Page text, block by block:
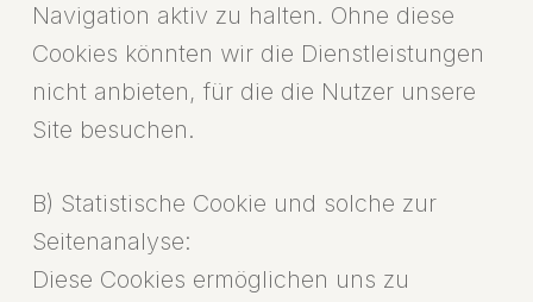
Navigation aktiv zu halten. Ohne diese
Cookies könnten wir die Dienstleistungen
nicht anbieten, für die die Nutzer unsere
Site besuchen.
B) Statistische Cookie und solche zur
Seitenanalyse:
Diese Cookies ermöglichen uns zu